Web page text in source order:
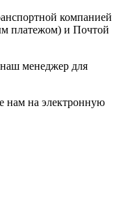
компанией
платежом) и Почтой
наш менеджер для
нам на электронную